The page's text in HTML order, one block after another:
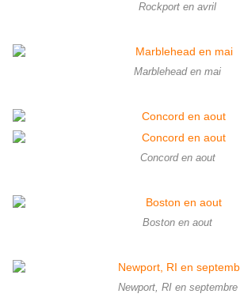
Rockport en avril
Marblehead en mai
Concord en aout
Boston en aout
Newport, RI en septembre